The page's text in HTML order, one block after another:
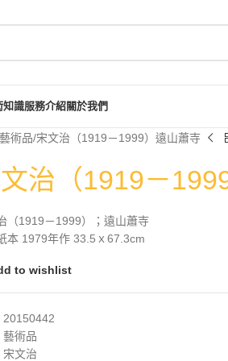
知識服務介紹關於我們
術品 宋文治（1919－1999）遠山蕭寺
治（1919－
（1919－1999）；遠山蕭寺
本 1979年作 33.5ｘ67.3cm
to wishlist
20150442
藝術品
宋文治